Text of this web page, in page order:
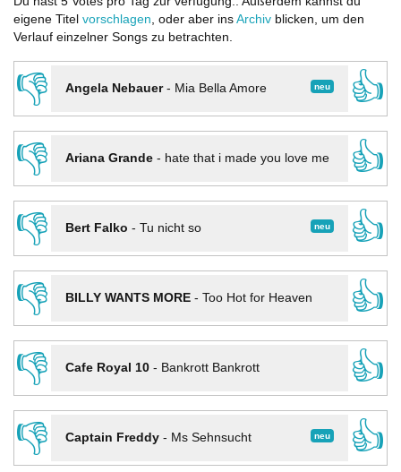
eigene Titel vorschlagen, oder aber ins Archiv blicken, um den
Verlauf einzelner Songs zu betrachten.
👎 neu
Angela Nebauer- Mia Bella Amore
👍
👎
Ariana Grande- hate that i made you love me
👍
👎
neu
Bert Falko - Tu nicht so
👍
👎
BILLY WANTS MORE- Too Hot for Heaven
👍
👎
Cafe Royal 10- Bankrott Bankrott
👍
👎
neu
Captain Freddy- Ms Sehnsucht
👍